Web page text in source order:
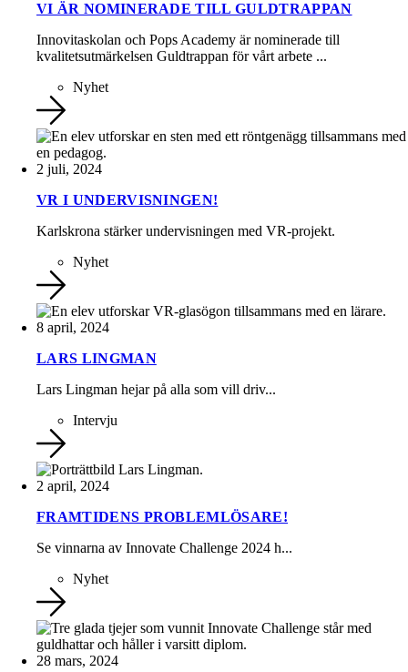
VI ÄR NOMINERADE TILL GULDTRAPPAN
Innovitaskolan och Pops Academy är nominerade till
kvalitetsutmärkelsen Guldtrappan för vårt arbete ...
Nyhet
2 juli, 2024
VR I UNDERVISNINGEN!
Karlskrona stärker undervisningen med VR-projekt.
Nyhet
8 april, 2024
LARS LINGMAN
Lars Lingman hejar på alla som vill driv...
Intervju
2 april, 2024
FRAMTIDENS PROBLEMLÖSARE!
Se vinnarna av Innovate Challenge 2024 h...
Nyhet
28 mars, 2024